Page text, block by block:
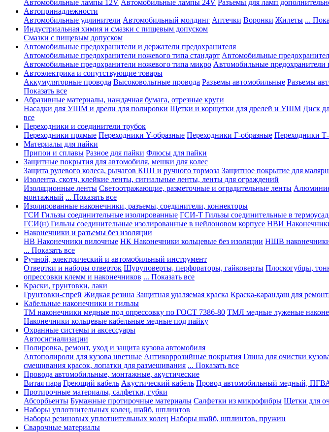
Автомобильные лампы 12V Автомобильные лампы 24V Разъемы для ламп
Автопринадлежности
Автомобильные удлинители Автомобильный молдинг Аптечки Воронки Жилеты ...
Индустриальная химия и смазки с пищевым допуском
Смазки с пищевым допуском
Автомобильные предохранители и держатели предохранителя
Автомобильные предохранители ножевого типа стандарт Автомобильные
Автомобильные предохранители ножевого типа микро Автомобильные предохранители
Автоэлектрика и сопутствующие товары
Аккумуляторные провода Высоковольтные провода Разъемы автомобильные Разъемы
Показать все
Абразивные материалы, наждачная бумага, отрезные круги
Насадки для УШМ и дрели для полировки Щетки и корщетки для дрелей и УШМ Диск
все
Переходники и соединители трубок
Переходники прямые Переходники Y-образные Переходники Г-образные Переходники
Материалы для пайки
Припои и сплавы Разное для пайки Флюсы для пайки
Защитные покрытия для автомобиля, мешки для колес
Защита рулевого колеса, рычагов КПП и ручного тормоза Защитное покрытие для
Изолента, скотч, клейкие ленты, сигнальные ленты, ленты для ограждений
Изоляционные ленты Светоотражающие, разметочные и оградительные ленты
монтажный ... Показать все
Изолированные наконечники, разъемы, соединители, коннекторы
ГСИ Гильзы соединительные изолированные ГСИ-Т Гильзы соединительные в
ГСИ(н) Гильзы соединительные изолированные в нейлоновом корпусе НВИ
Наконечники и разъемы без изоляции
НВ Наконечники вилочные НК Наконечники кольцевые без изоляции НШВ
... Показать все
Ручной, электрический и автомобильный инструмент
Отвертки и наборы отверток Шуруповерты, перфораторы, гайковерты Плоскогубцы,
опрессовки клемм и наконечников ... Показать все
Краски, грунтовки, лаки
Грунтовки-спрей Жидкая резина Защитная удаляемая краска Краска-карандаш для
Кабельные наконечники и гильзы
ТМ наконечники медные под опрессовку по ГОСТ 7386-80 ТМЛ медные луженые
Наконечники кольцевые кабельные медные под пайку
Охранные системы и аксессуары
Автосигнализации
Полировка, ремонт, уход и защита кузова автомобиля
Автополироли для кузова цветные Антикоррозийные покрытия Глина для очистки
смешивания красок, лопатки для размешивания ... Показать все
Провода автомобильные, монтажные, акустические
Витая пара Греющий кабель Акустический кабель Провод автомобильный медный,
Протирочные материалы, салфетки, губки
Абсорбьенты Бумажные протирочные материалы Салфетки из микрофибры Щетки для
Наборы уплотнительных колец, шайб, шплинтов
Наборы резиновых уплотнительных колец Наборы шайб, шплинтов, пружин
Сварочные материалы